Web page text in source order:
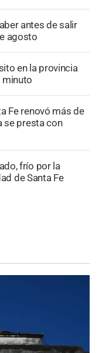
antes de salir
agosto
en la provincia
minuto
Fe renovó más de
se presta con
frío por la
de Santa Fe